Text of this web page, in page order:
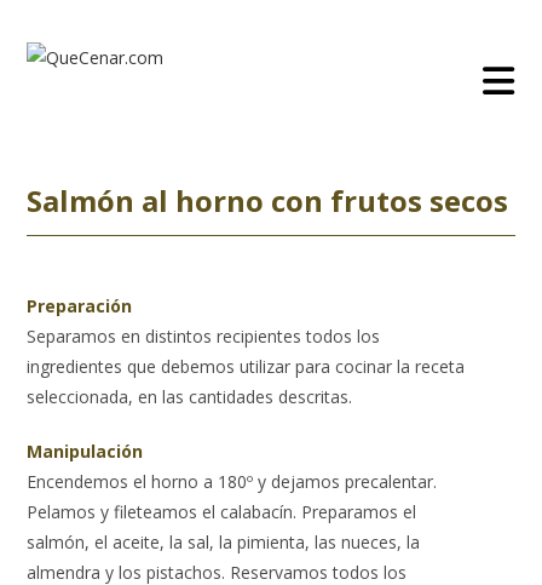
contenido
Salmón al horno con frutos secos
Preparación
Separamos en distintos recipientes todos los
ingredientes que debemos utilizar para cocinar la receta
seleccionada, en las cantidades descritas.
Manipulación
Encendemos el horno a 180º y dejamos precalentar.
Pelamos y fileteamos el calabacín. Preparamos el
salmón, el aceite, la sal, la pimienta, las nueces, la
almendra y los pistachos. Reservamos todos los